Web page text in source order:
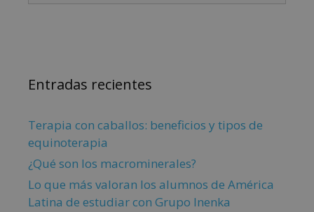
Entradas recientes
Terapia con caballos: beneficios y tipos de
equinoterapia
¿Qué son los macrominerales?
Lo que más valoran los alumnos de América
Latina de estudiar con Grupo Inenka